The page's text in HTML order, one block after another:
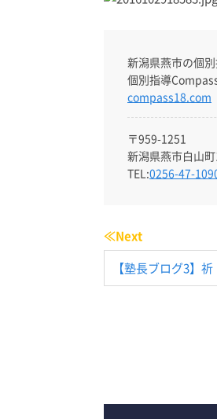
新潟県燕市の個
個別指導
compass18.com
〒959-1251
新潟県燕市白山
TEL:0256-47-
≪Next
【塾長ブログ3】